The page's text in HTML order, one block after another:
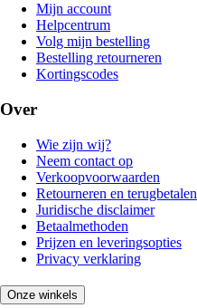
Mijn account
Helpcentrum
Volg mijn bestelling
Bestelling retourneren
Kortingscodes
Over
Wie zijn wij?
Neem contact op
Verkoopvoorwaarden
Retourneren en terugbetalen
Juridische disclaimer
Betaalmethoden
Prijzen en leveringsopties
Privacy verklaring
Onze winkels